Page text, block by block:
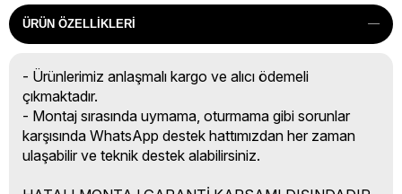
ÜRÜN ÖZELLIKLERI
- Ürünlerimiz anlaşmalı kargo ve alıcı ödemeli
çıkmaktadır.
- Montaj sırasında uymama, oturmama gibi sorunlar
karşısında WhatsApp destek hattımızdan her zaman
ulaşabilir ve teknik destek alabilirsiniz.